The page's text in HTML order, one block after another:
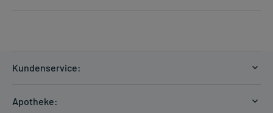
Kundenservice:
Zahlungsarten
Apotheke: